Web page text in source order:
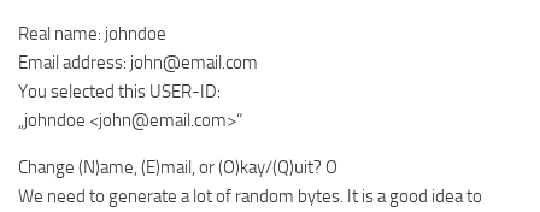
Real name: johndoe
Email address: john@email.com
You selected this USER-ID:
„johndoe <john@email.com>“
Change (N)ame, (E)mail, or (O)kay/(Q)uit? O
We need to generate a lot of random bytes. It is a good idea to